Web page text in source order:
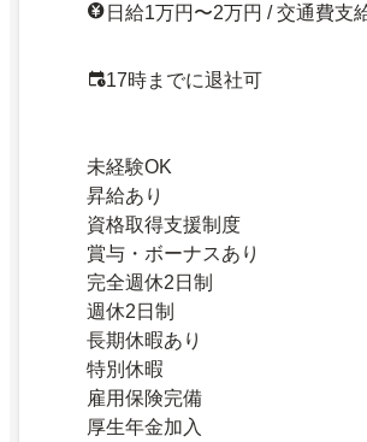
日給1万円〜2万円 / 交通費支
17時までに退社可
未経験OK
昇給あり
資格取得支援制度
賞与・ボーナスあり
完全週休2日制
週休2日制
長期休暇あり
特別休暇
雇用保険完備
厚生年金加入